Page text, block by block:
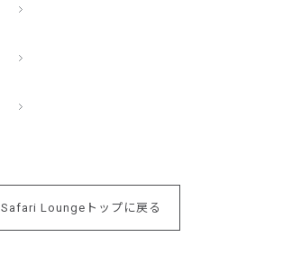
Safari Loungeトップに戻る